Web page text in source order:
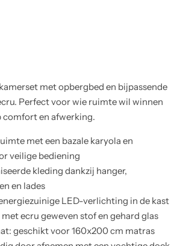
met opbergbed en bijpassende
Perfect voor wie ruimte wil winnen
comfort en afwerking.
met een bazale karyola en
veilige bediening
kleding dankzij hanger,
en lades
LED-verlichting in de kast
ecru geweven stof en gehard glas
geschikt voor 160x200 cm matras